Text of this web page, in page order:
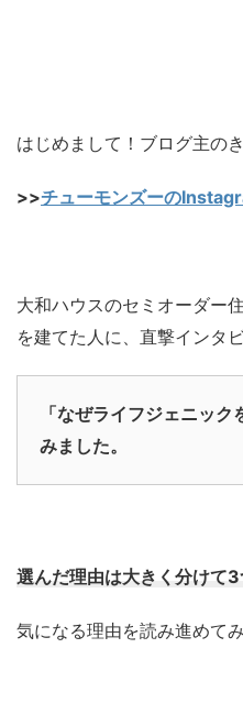
はじめまして！ブログ主の
>>チューモンズーの
大和ハウスのセミオーダー
を建てた人に、直撃インタ
「なぜライフジェニッ
みました。
選んだ理由は大きく分けて3
気になる理由を読み進めてみ